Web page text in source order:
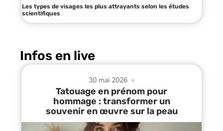
Les types de visages les plus attrayants selon les études
scientifiques
Infos en live
30 mai 2026
Tatouage en prénom pour
hommage : transformer un
souvenir en œuvre sur la peau